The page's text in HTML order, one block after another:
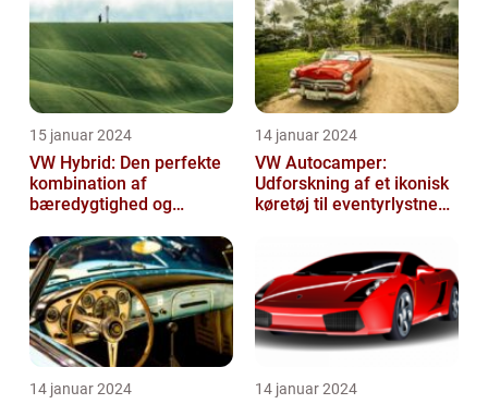
15 januar 2024
VW Hybrid: Den perfekte
kombination af
bæredygtighed og
14 januar 2024
VW Autocamper:
Udforskning af et ikonisk
køretøj til eventyrlystne
14 januar 2024 14 januar 2024